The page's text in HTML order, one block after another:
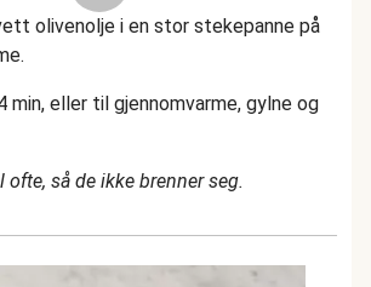
olivenolje i en stor stekepanne på
eller til gjennomvarme, gylne og
ofte, så de ikke brenner seg.